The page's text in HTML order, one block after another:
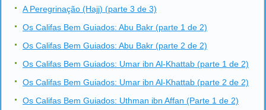
A Peregrinação (Hajj) (parte 3 de 3)
Os Califas Bem Guiados: Abu Bakr (parte 1 de 2)
Os Califas Bem Guiados: Abu Bakr (parte 2 de 2)
Os Califas Bem Guiados: Umar ibn Al-Khattab (parte 1 de 2)
Os Califas Bem Guiados: Umar ibn Al-Khattab (parte 2 de 2)
Os Califas Bem Guiados: Uthman ibn Affan (Parte 1 de 2)